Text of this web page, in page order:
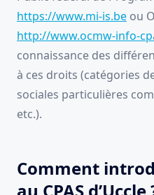
https://www.mi-is.be ou
http://www.ocmw-info-
connaissance des
à ces droits (catégories
sociales particulières
etc.).
Comment
au CPAS d’Uccle